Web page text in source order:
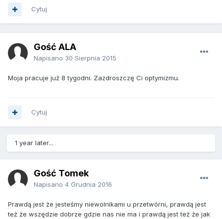
Cytuj
Gość ALA
Napisano 30 Sierpnia 2015
Moja pracuje już 8 tygodni. Zazdroszczę Ci optymizmu.
Cytuj
1 year later...
Gość Tomek
Napisano 4 Grudnia 2016
Prawdą jest że jesteśmy niewolnikami u przetwórni, prawdą jest
też że wszędzie dobrze gdzie nas nie ma i prawdą jest też że jak